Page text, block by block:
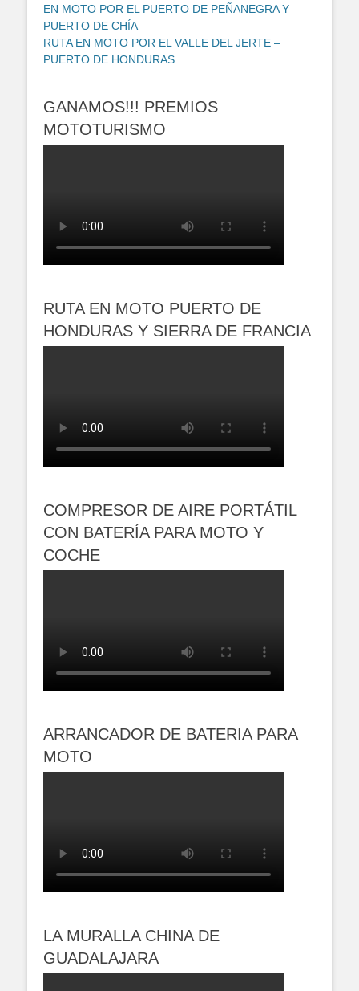
EN MOTO POR EL PUERTO DE PEÑANEGRA Y
PUERTO DE CHÍA
RUTA EN MOTO POR EL VALLE DEL JERTE –
PUERTO DE HONDURAS
GANAMOS!!! PREMIOS
MOTOTURISMO
RUTA EN MOTO PUERTO DE
HONDURAS Y SIERRA DE FRANCIA
COMPRESOR DE AIRE PORTÁTIL
CON BATERÍA PARA MOTO Y
COCHE
ARRANCADOR DE BATERIA PARA
MOTO
LA MURALLA CHINA DE
GUADALAJARA